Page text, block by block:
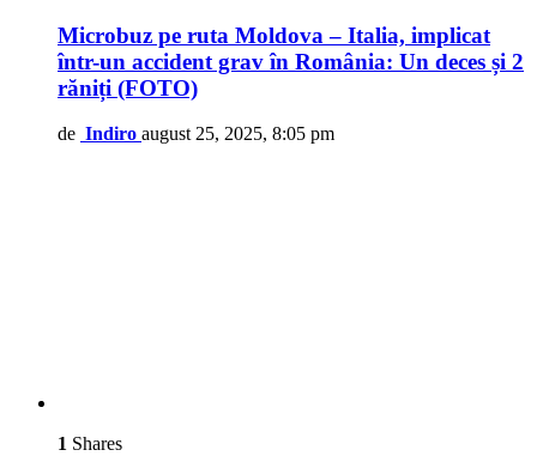
Microbuz pe ruta Moldova – Italia, implicat
într-un accident grav în România: Un deces și 2
răniți (FOTO)
de Indiro august 25, 2025, 8:05 pm
1 Shares